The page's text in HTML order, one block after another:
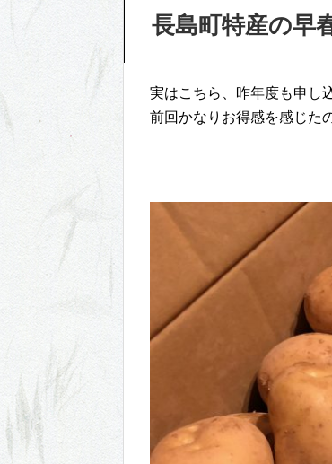
長島町特産の早
実はこちら、昨年度も申し
前回かなりお得感を感じた